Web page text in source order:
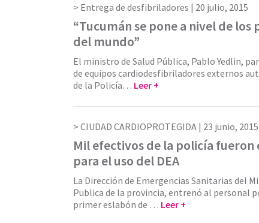
Entrega de desfibriladores | 20 julio, 2015
“Tucumán se pone a nivel de los
del mundo”
El ministro de Salud Pública, Pablo Yedlin,
de equipos cardiodesfibriladores externos
de la Policía… Leer +
CIUDAD CARDIOPROTEGIDA | 23 junio, 2015
Mil efectivos de la policía fueron
para el uso del DEA
La Dirección de Emergencias Sanitarias del
Publica de la provincia, entrenó al personal
primer eslabón de … Leer +